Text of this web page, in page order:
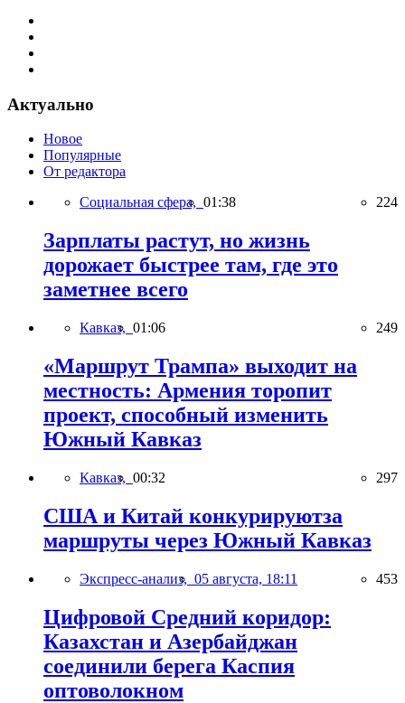
Актуально
Новое
Популярные
От редактора
Социальная сфера, 01:38 224
Зарплаты растут, но жизнь
дорожает быстрее там, где это
заметнее всего
Кавказ, 01:06 249
«Маршрут Трампа» выходит на
местность: Армения торопит
проект, способный изменить
Южный Кавказ
Кавказ, 00:32 297
США и Китай конкурируютза
маршруты через Южный Кавказ
Экспресс-анализ, 05 августа, 18:11 453
Цифровой Средний коридор:
Казахстан и Азербайджан
соединили берега Каспия
оптоволокном